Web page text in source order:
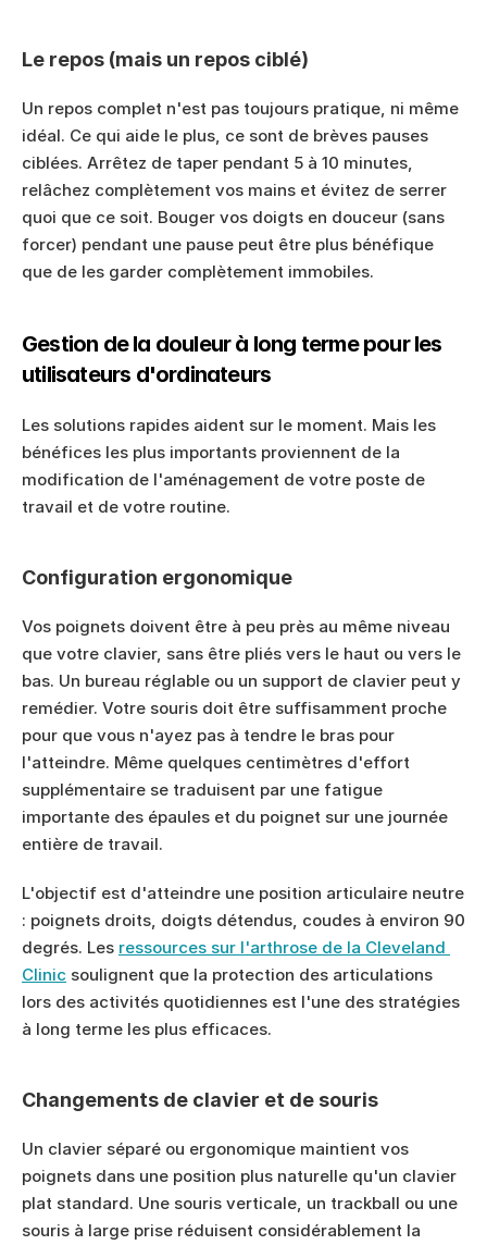
Le repos (mais un repos ciblé)
Un repos complet n'est pas toujours pratique, ni même
idéal. Ce qui aide le plus, ce sont de brèves pauses
ciblées. Arrêtez de taper pendant 5 à 10 minutes,
relâchez complètement vos mains et évitez de serrer
quoi que ce soit. Bouger vos doigts en douceur (sans
forcer) pendant une pause peut être plus bénéfique
que de les garder complètement immobiles.
Gestion de la douleur à long terme pour les
utilisateurs d'ordinateurs
Les solutions rapides aident sur le moment. Mais les
bénéfices les plus importants proviennent de la
modification de l'aménagement de votre poste de
travail et de votre routine.
Configuration ergonomique
Vos poignets doivent être à peu près au même niveau
que votre clavier, sans être pliés vers le haut ou vers le
bas. Un bureau réglable ou un support de clavier peut y
remédier. Votre souris doit être suffisamment proche
pour que vous n'ayez pas à tendre le bras pour
l'atteindre. Même quelques centimètres d'effort
supplémentaire se traduisent par une fatigue
importante des épaules et du poignet sur une journée
entière de travail.
L'objectif est d'atteindre une position articulaire neutre
: poignets droits, doigts détendus, coudes à environ 90
degrés. Les ressources sur l'arthrose de la Cleveland
Clinic soulignent que la protection des articulations
lors des activités quotidiennes est l'une des stratégies
à long terme les plus efficaces.
Changements de clavier et de souris
Un clavier séparé ou ergonomique maintient vos
poignets dans une position plus naturelle qu'un clavier
plat standard. Une souris verticale, un trackball ou une
souris à large prise réduisent considérablement la